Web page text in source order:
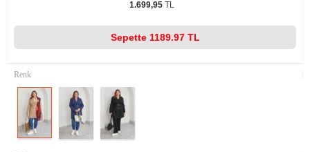
1.699,95TL
Sepette 1189.97 TL
Renk